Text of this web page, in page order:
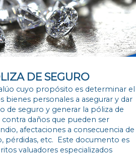
DE SEGURO
cuyo propósito es determinar el
bienes personales a asegurar y dar
de seguro y generar la póliza de
daños que pueden ser
afectaciones a consecuencia de
pérdidas, etc. Este documento es
valuadores especializados